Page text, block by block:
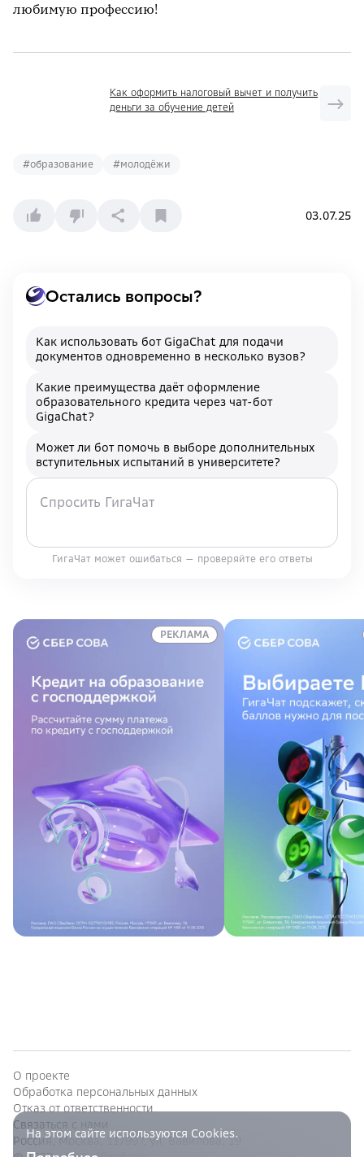
любимую профессию!
Как оформить налоговый вычет и получить
деньги за обучение детей
#образование #молодёжи
03.07.25
Остались вопросы?
Как использовать бот GigaChat для подачи
документов одновременно в несколько вузов?
Какие преимущества даёт оформление
образовательного кредита через чат-бот
GigaChat?
Может ли бот помочь в выборе дополнительных
вступительных испытаний в университете?
ГигаЧат может ошибаться — проверяйте его ответы
РЕКЛАМА
О проекте
Обработка персональных данных
Отказ от ответственности
Связаться с нами
Россия, Москва, 117997, ул. Вавилова, 19
На этом сайте используются Cookies.